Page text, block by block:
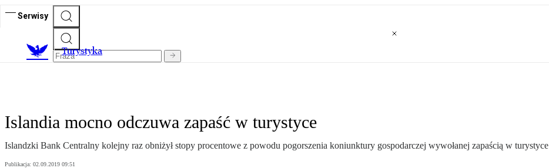
Serwisy
Turystyka
Islandia mocno odczuwa zapaść w turystyce
Islandzki Bank Centralny kolejny raz obniżył stopy procentowe z powodu pogorszenia koniunktury gospodarczej wywołanej zapaścią w turystyce
Publikacja: 02.09.2019 09:51